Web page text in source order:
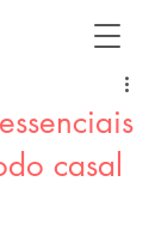
casal